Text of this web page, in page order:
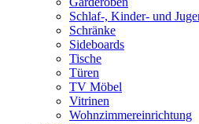
Schlaf-, Kinder- und
Schränke
Sideboards
Tische
Türen
TV Möbel
Vitrinen
Wohnzimmereinrichtung